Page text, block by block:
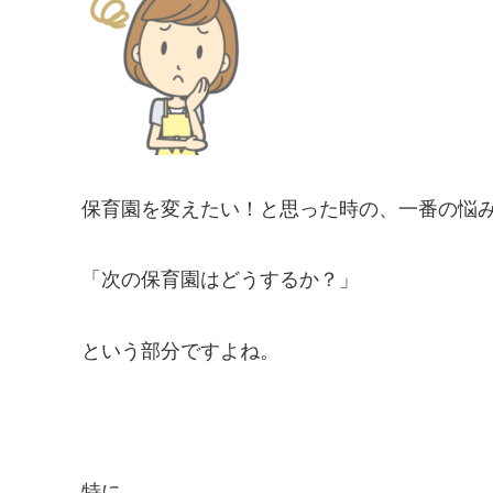
保育園を変えたい！と思った時の、一番の悩
「次の保育園はどうするか？」
という部分ですよね。